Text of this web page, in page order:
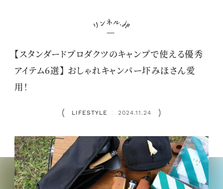
【スタンダードプロダクツのキャンプで使える優秀
アイテム6選】 おしゃれキャンパー圷みほさん愛
用！
LIFESTYLE ： 2024.11.24